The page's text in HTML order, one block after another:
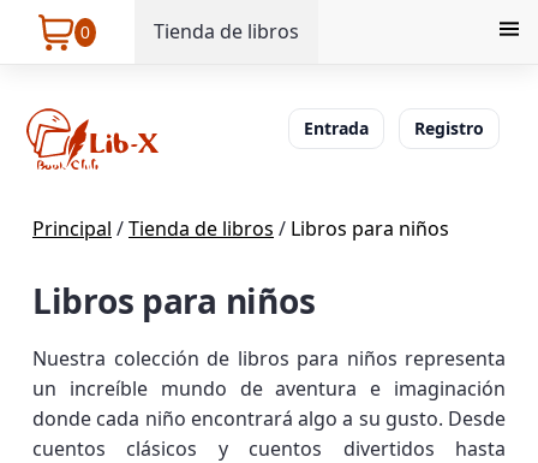
0 Tienda de libros
Entrada Registro
Principal /Tienda de libros / Libros para niños
Libros para niños
Nuestra colección de libros para niños representa
un increíble mundo de aventura e imaginación
donde cada niño encontrará algo a su gusto. Desde
cuentos clásicos y cuentos divertidos hasta